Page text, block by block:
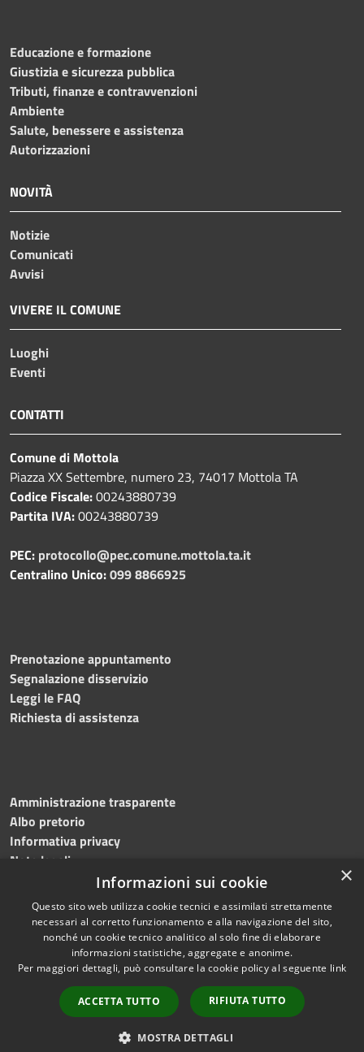
Educazione e formazione
Giustizia e sicurezza pubblica
Tributi, finanze e contravvenzioni
Ambiente
Salute, benessere e assistenza
Autorizzazioni
NOVITÀ
Notizie
Comunicati
Avvisi
VIVERE IL COMUNE
Luoghi
Eventi
CONTATTI
Comune di Mottola
Piazza XX Settembre, numero 23, 74017 Mottola TA
Codice Fiscale:00243880739
Partita IVA:00243880739
PEC: protocollo@pec.comune.mottola.ta.it
Centralino Unico:099 8866925
Prenotazione appuntamento
Segnalazione disservizio
Leggi le FAQ
Richiesta di assistenza
Amministrazione trasparente
Albo pretorio
Informativa privacy
Note legali
Dichiarazione di accessibilità
Accessibilità
Copyright © 2026 • Comune di
Mottola • Powered by
Municipium•
Accesso
redazione
×
Informazioni sui cookie
Questo sito web utilizza cookie tecnici e assimilati strettamente
necessari al corretto funzionamento e alla navigazione del sito,
nonché un cookie tecnico analitico al solo fine di elaborare
informazioni statistiche, aggregate e anonime.
Per maggiori dettagli, può consultare la cookie policy al seguente link
ACCETTA TUTTO RIFIUTA TUTTO
MOSTRA DETTAGLI